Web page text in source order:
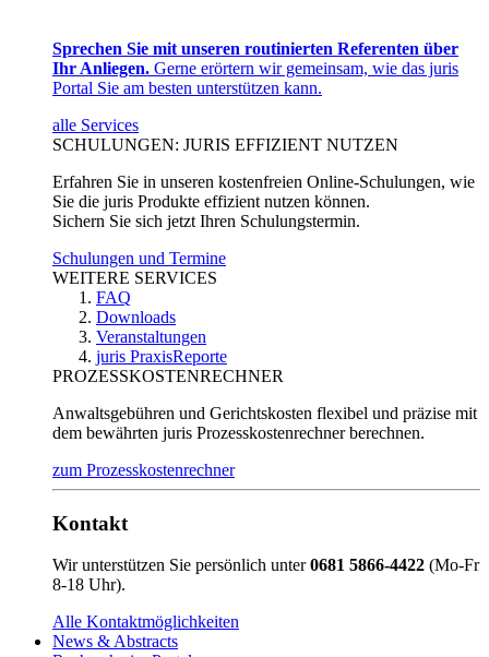
Sprechen Sie mit unseren routinierten Referenten über
Ihr Anliegen. Gerne erörtern wir gemeinsam, wie das juris
Portal Sie am besten unterstützen kann.
alle Services
SCHULUNGEN: JURIS EFFIZIENT NUTZEN
Erfahren Sie in unseren kostenfreien Online-Schulungen, wie
Sie die juris Produkte effizient nutzen können.
Sichern Sie sich jetzt Ihren Schulungstermin.
Schulungen und Termine
WEITERE SERVICES
FAQ
Downloads
Veranstaltungen
juris PraxisReporte
PROZESSKOSTENRECHNER
Anwaltsgebühren und Gerichtskosten flexibel und präzise mit
dem bewährten juris Prozesskostenrechner berechnen.
zum Prozesskostenrechner
Kontakt
Wir unterstützen Sie persönlich unter0681 5866-4422 (Mo-Fr
8-18 Uhr).
Alle Kontaktmöglichkeiten
News & Abstracts